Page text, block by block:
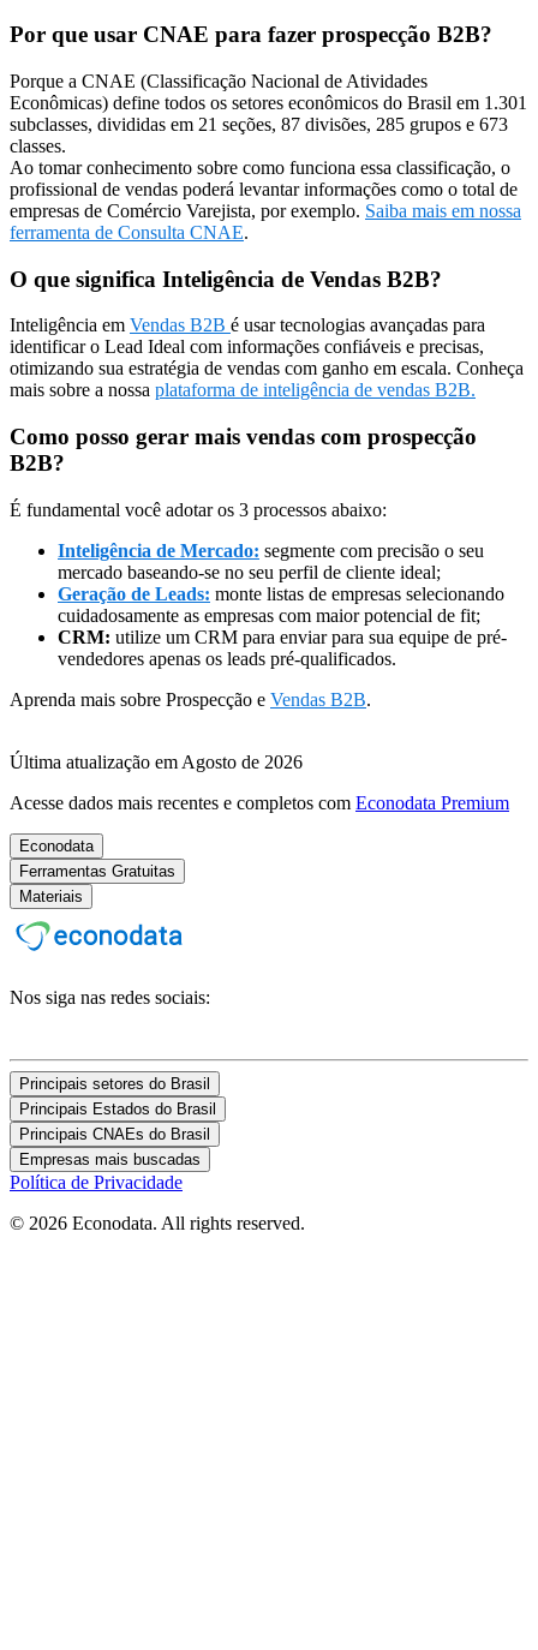
Por que usar CNAE para fazer prospecção B2B?
Porque a CNAE (Classificação Nacional de Atividades
Econômicas) define todos os setores econômicos do Brasil em 1.301
subclasses, divididas em 21 seções, 87 divisões, 285 grupos e 673
classes.
Ao tomar conhecimento sobre como funciona essa classificação, o
profissional de vendas poderá levantar informações como o total de
empresas de Comércio Varejista, por exemplo. Saiba mais em nossa
ferramenta de Consulta CNAE.
O que significa Inteligência de Vendas B2B?
Inteligência em Vendas B2B é usar tecnologias avançadas para
identificar o Lead Ideal com informações confiáveis e precisas,
otimizando sua estratégia de vendas com ganho em escala. Conheça
mais sobre a nossa plataforma de inteligência de vendas B2B.
Como posso gerar mais vendas com prospecção
B2B?
É fundamental você adotar os 3 processos abaixo:
Inteligência de Mercado: segmente com precisão o seu
mercado baseando-se no seu perfil de cliente ideal;
Geração de Leads: monte listas de empresas selecionando
cuidadosamente as empresas com maior potencial de fit;
CRM: utilize um CRM para enviar para sua equipe de pré-
vendedores apenas os leads pré-qualificados.
Aprenda mais sobre Prospecção e Vendas B2B.
Última atualização em Agosto de 2026
Acesse dados mais recentes e completos com Econodata Premium
Econodata
Ferramentas Gratuitas
Materiais
Nos siga nas redes sociais:
Principais setores do Brasil
Principais Estados do Brasil
Principais CNAEs do Brasil
Empresas mais buscadas
Política de Privacidade
© 2026 Econodata. All rights reserved.